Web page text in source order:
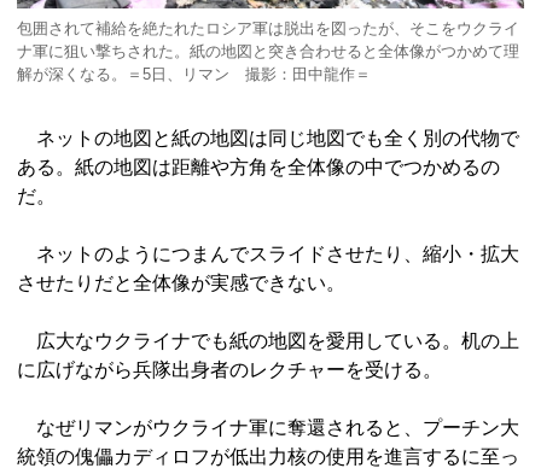
包囲されて補給を絶たれたロシア軍は脱出を図ったが、そこをウクライ
ナ軍に狙い撃ちされた。紙の地図と突き合わせると全体像がつかめて理
解が深くなる。＝5日、リマン 撮影：田中龍作＝
ネットの地図と紙の地図は同じ地図でも全く別の代物で
ある。紙の地図は距離や方角を全体像の中でつかめるの
だ。
ネットのようにつまんでスライドさせたり、縮小・拡大
させたりだと全体像が実感できない。
広大なウクライナでも紙の地図を愛用している。机の上
に広げながら兵隊出身者のレクチャーを受ける。
なぜリマンがウクライナ軍に奪還されると、プーチン大
統領の傀儡カディロフが低出力核の使用を進言するに至っ